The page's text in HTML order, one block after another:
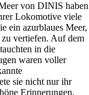
von DINIS haben
Lokomotive viele
ein azurblaues Meer,
vertiefen. Auf dem
in die
waren voller
sie nicht nur ihr
Erinnerungen.